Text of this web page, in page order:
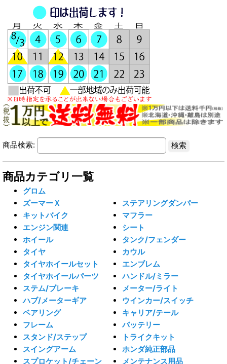
商品検索:
商品カテゴリ一覧
グロム
ズーマーＸ
キットバイク
エンジン関連
ホイール
タイヤ
タイヤホイールセット
タイヤホイールパーツ
ステム/ブレーキ
ハブ/メーターギア
ベアリング
フレーム
スタンド/ステップ
スイングアーム
スプロケット/チェーン
ステアリングダンパー
マフラー
シート
タンク/フェンダー
カウル
エンブレム
ハンドル/ミラー
メーター/ライト
ウインカー/スイッチ
キャリア/テール
バッテリー
トライクキット
ホンダ純正部品
メンテナンス用品